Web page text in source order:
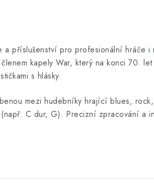
příslušenství pro profesionální hráče
kapely War, který na konci 70.
s hlásky.
mezi hudebníky hrající blues,
C dur, G). Precizní zpracování a